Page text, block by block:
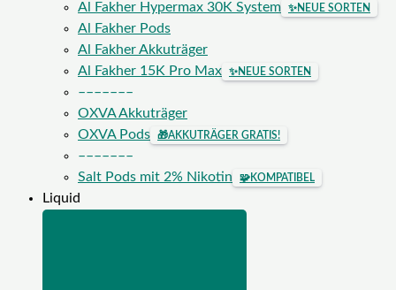
Al Fakher Hypermax 30K System
✨NEUE SORTEN
Al Fakher Pods
Al Fakher Akkuträger
Al Fakher 15K Pro Max
✨NEUE SORTEN
–––––––
OXVA Akkuträger
OXVA Pods
🎁AKKUTRÄGER GRATIS!
–––––––
Salt Pods mit 2% Nikotin
🧩KOMPATIBEL
Liquid